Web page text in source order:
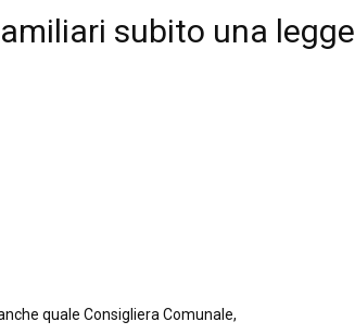
subito una legge
quale Consigliera Comunale,